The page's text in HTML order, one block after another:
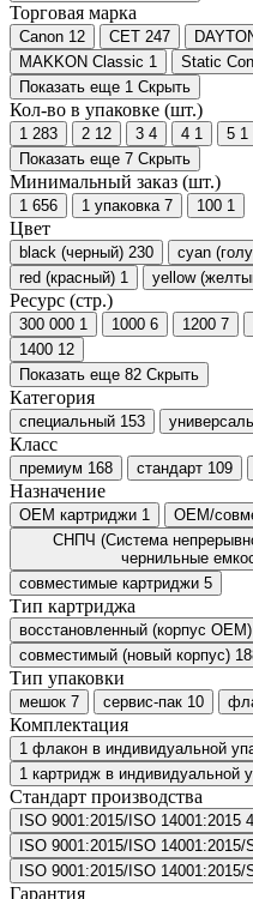
Торговая марка
Canon 12 CET 247
MAKKON Classic 1 Static
Показать еще 1 Скрыть
Кол-во в упаковке (шт.)
1 283 2 12 3 4 4 1 5 1
Показать еще 7 Скрыть
Минимальный заказ (шт.)
1 656 1 упаковка 7 100 1
Цвет
black (черный) 230 cyan
red (красный) 1 yellow
Ресурс (стр.)
300 000 1 1000 6 1200 7
1400 12
Показать еще 82 Скрыть
Категория
специальный 153
Класс
премиум 168 стандарт 109
Назначение
ОЕМ картриджи 1 ОЕМ/
СНПЧ (Система
чернильные
совместимые картриджи 5
Тип картриджа
восстановленный (корпус ОЕМ)
совместимый (новый корпус)
Тип упаковки
мешок 7 сервис-пак 10
Комплектация
1 флакон в индивидуальной
1 картридж в индивидуальной
Стандарт производства
ISO 9001:2015/ISO 14001:2015
ISO 9001:2015/ISO 14001:2015/
ISO 9001:2015/ISO
Гарантия